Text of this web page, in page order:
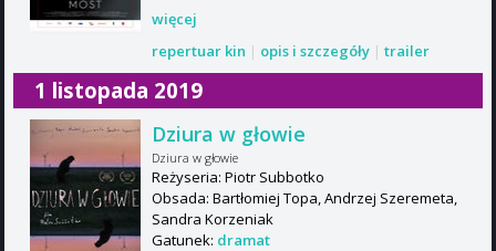
więcej
repertuar kin | opis i szczegóły | trailer
1 listopada 2019
Dziura w głowie
Dziura w głowie
Reżyseria: Piotr Subbotko
Obsada: Bartłomiej Topa, Andrzej Szeremeta,
Sandra Korzeniak
Gatunek: dramat